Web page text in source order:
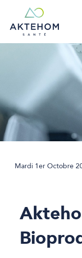
Mardi 1er Octobre